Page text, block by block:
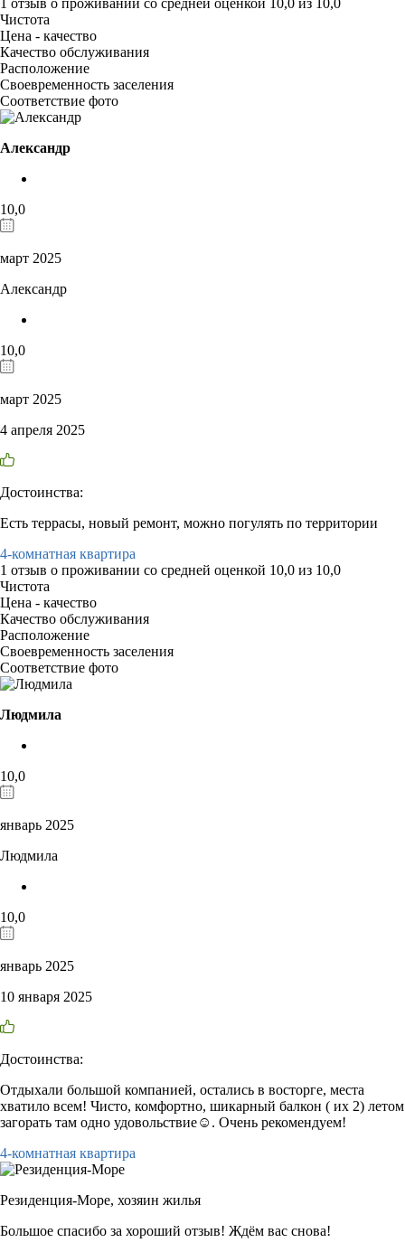
Чистота
Цена - качество
Качество обслуживания
Расположение
Своевременность заселения
Соответствие фото
Александр
10,0
март 2025
Александр
10,0
март 2025
4 апреля 2025
Достоинства:
Есть террасы, новый ремонт, можно погулять по территории
4-комнатная квартира
1 отзыв о проживании со средней оценкой 10,0 из 10,0
Чистота
Цена - качество
Качество обслуживания
Расположение
Своевременность заселения
Соответствие фото
Людмила
10,0
январь 2025
Людмила
10,0
январь 2025
10 января 2025
Достоинства:
Отдыхали большой компанией, остались в восторге, места
хватило всем! Чисто, комфортно, шикарный балкон ( их 2) летом
загорать там одно удовольствие☺️. Очень рекомендуем!
4-комнатная квартира
Резиденция-Море, хозяин жилья
Большое спасибо за хороший отзыв! Ждём вас снова!